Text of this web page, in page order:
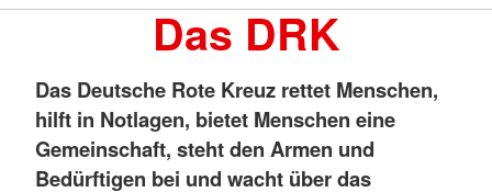
Das DRK
Das Deutsche Rote Kreuz rettet Menschen,
hilft in Notlagen, bietet Menschen eine
Gemeinschaft, steht den Armen und
Bedürftigen bei und wacht über das